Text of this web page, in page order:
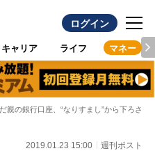
ログイン
キャリア ライフ マネー
親の銀行口座、“なりすまし”から下ろされ
2019.01.23 15:00 週刊ポスト